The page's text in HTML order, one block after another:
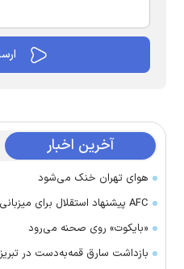
آخرین اخبار
هوای تهران خنک می‌شود
AFC پیشنهاد استقلال برای میزبانی را نپذیرفت
«بایکوت» روی صحنه می‌رود
بازداشت سارق قمه‌به‌دست در تبریز